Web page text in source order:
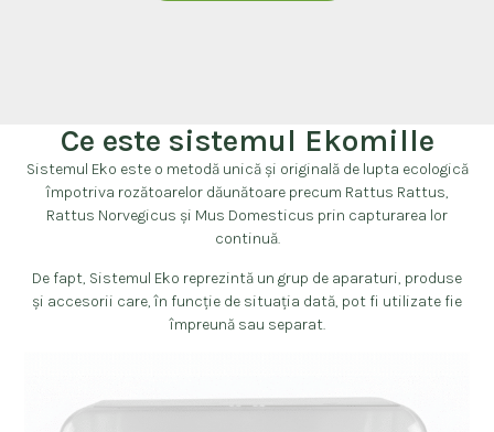
Ce este sistemul Ekomille
Sistemul Eko este o metodă unică și originală de lupta ecologică
împotriva rozătoarelor dăunătoare precum Rattus Rattus,
Rattus Norvegicus și Mus Domesticus prin capturarea lor
continuă.
De fapt, Sistemul Eko reprezintă un grup de aparaturi, produse
și accesorii care, în funcție de situația dată, pot fi utilizate fie
împreună sau separat.